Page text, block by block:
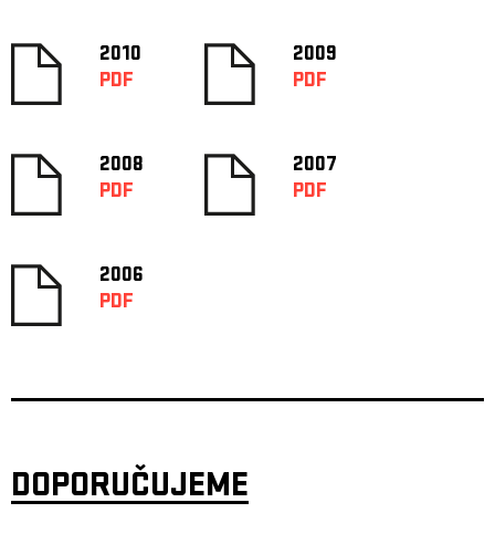
2010
PDF
2009
PDF
2008
PDF
2007
PDF
2006
PDF
DOPORUČUJEME